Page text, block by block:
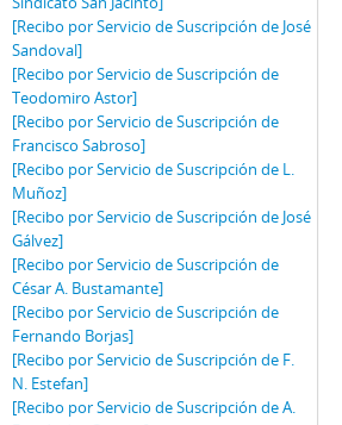
[Recibo por Servicio de Suscripción de José
Sandoval]
[Recibo por Servicio de Suscripción de
Teodomiro Astor]
[Recibo por Servicio de Suscripción de
Francisco Sabroso]
[Recibo por Servicio de Suscripción de L.
Muñoz]
[Recibo por Servicio de Suscripción de José
Gálvez]
[Recibo por Servicio de Suscripción de
César A. Bustamante]
[Recibo por Servicio de Suscripción de
Fernando Borjas]
[Recibo por Servicio de Suscripción de F.
N. Estefan]
[Recibo por Servicio de Suscripción de A.